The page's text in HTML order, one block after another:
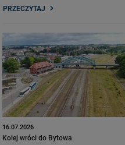
PRZECZYTAJ
16.07.2026
Kolej wróci do Bytowa